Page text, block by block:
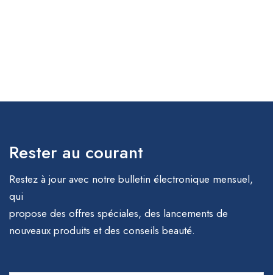
Rester au courant
Restez à jour avec notre bulletin électronique mensuel,
qui
propose des offres spéciales, des lancements de
nouveaux produits et des conseils beauté.